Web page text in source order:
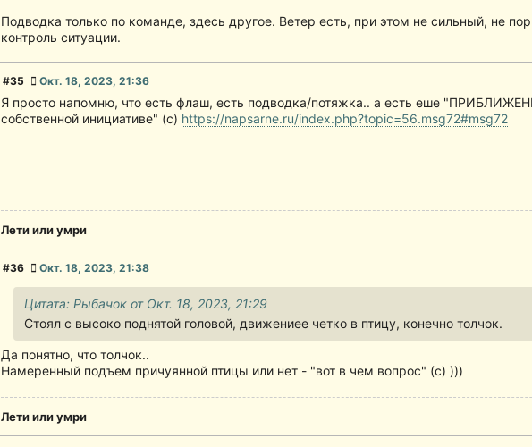
Подводка только по команде, здесь другое. Ветер есть, при этом не сильный, не
контроль ситуации.
#35 Окт. 18, 2023, 21:36
Я просто напомню, что есть флаш, есть подводка/потяжка.. а есть еше
собственной инициативе" (с) https://napsarne.ru/index.php?topic=56.msg72#msg72
Лети или умри
#36 Окт. 18, 2023, 21:38
Цитата: Рыбачок от Окт. 18, 2023, 21:29
Стоял с высоко поднятой головой, движениее четко в птицу, конечно толчок.
Да понятно, что толчок..
Намеренный подъем причуянной птицы или нет - "вот в чем вопрос" (с) )))
Лети или умри